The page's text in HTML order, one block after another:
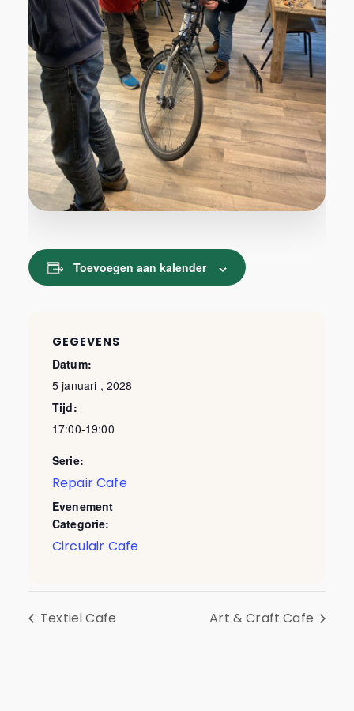
Toevoegen aan kalender
GEGEVENS
Datum:
5 januari , 2028
Tijd:
17:00-19:00
Serie:
Repair Cafe
Evenement
Categorie:
Circulair Cafe
Textiel Cafe Art & Craft Cafe